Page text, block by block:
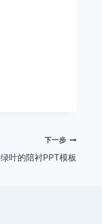
下一步
绿叶的陪衬PPT模板